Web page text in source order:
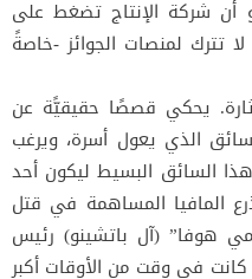
شركة الإنتاج تضغط على
تترك لمنصات الجوائز -خاصةً
يحكي قصصًا حقيقيًّة عن
الذي يعول أسرة، ويرغب
السائق البسيط ليكون أحد
المافيا المساهمة في قتل
هوفا” (آل باتشينو) رئيس
في وقت من الأوقات أكبر